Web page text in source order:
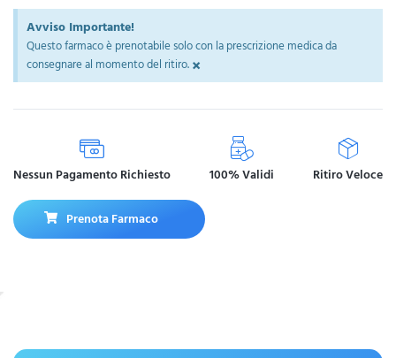
Avviso Importante!
Questo farmaco è prenotabile solo con la prescrizione medica da
consegnare al momento del ritiro.×
Nessun Pagamento Richiesto 100% Validi Ritiro Veloce
Prenota Farmaco